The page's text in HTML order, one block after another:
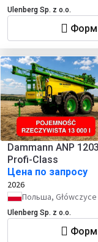
Ulenberg Sp. z o.o.
Dammann ANP
Profi-Class
Цена по запросу
2026
Польша, Główczyce
Ulenberg Sp. z o.o.